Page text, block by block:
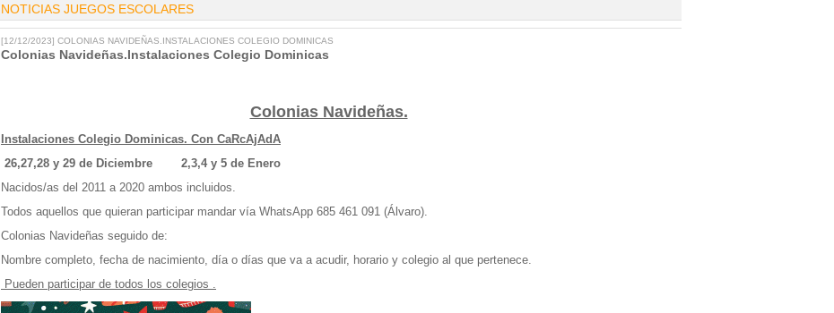
NOTICIAS JUEGOS ESCOLARES
[12/12/2023] COLONIAS NAVIDEÑAS.INSTALACIONES COLEGIO DOMINICAS
Colonias Navideñas.Instalaciones Colegio Dominicas
Colonias Navideñas.
Instalaciones Colegio Dominicas. Con CaRcAjAdA
26,27,28 y 29 de Diciembre
2,3,4 y 5 de Enero
Nacidos/as del 2011 a 2020 ambos incluidos.
Todos aquellos que quieran participar mandar vía WhatsApp 685 461 091 (Álvaro).
Colonias Navideñas seguido de:
Nombre completo, fecha de nacimiento, día o días que va a acudir, horario y colegio al que pertenece.
Pueden participar de todos los colegios .